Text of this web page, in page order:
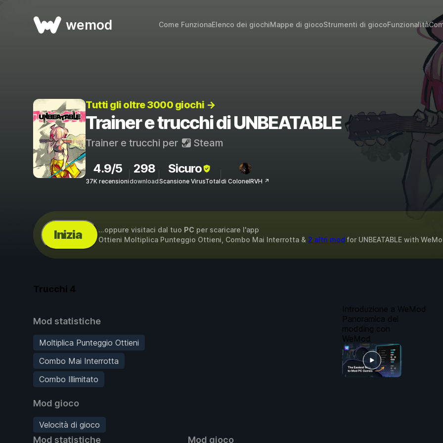
wemod Come FunzionaElenco dei giochiMappe di giocoStrumenti di giocoFunzionalità
Tutti gli oltre 3000 giochi →
Trainer e trucchi di UNBEATABLE
Trainer e trucchi per Steam
4.9/5
37K recensioni
298
download
Sicuro
Scansione VirusTotaldi ColonelRVH ↗
Inizia ...oppure visitaci dal tuo PC per scaricare l'app
Ottieni Moltiplica Punteggio Ottieni, Combo Mai Interrotta & 2 altri mod for UNBEATABLE with
Trucchi 4
Mod statistiche
Moltiplica Punteggio Ottieni
Combo Mai Interrotta
Combo Illimitato
Mod gioco
Velocità di gioco
Mod statistiche Mod gioco
Introduzione a WeMod
Panoramica del
modding con
WeMod